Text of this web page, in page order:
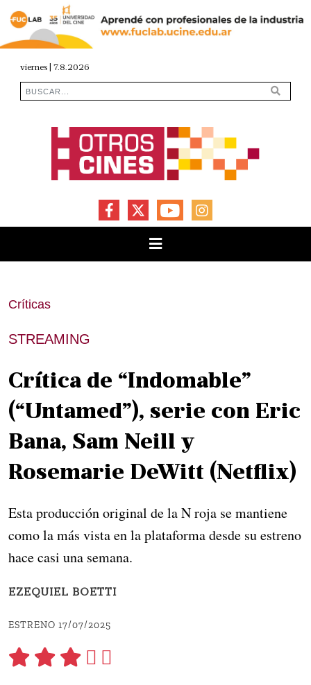
viernes | 7.8.2026
FACEBOOKYOUTUBEINSTAGRAM
Críticas
STREAMING
Crítica de “Indomable”
(“Untamed”), serie con Eric
Bana, Sam Neill y
Rosemarie DeWitt (Netflix)
Esta producción original de la N roja se mantiene
como la más vista en la plataforma desde su estreno
hace casi una semana.
EZEQUIEL BOETTI
ESTRENO 17/07/2025